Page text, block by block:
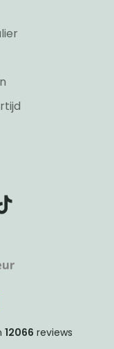
tiktok
12066 reviews